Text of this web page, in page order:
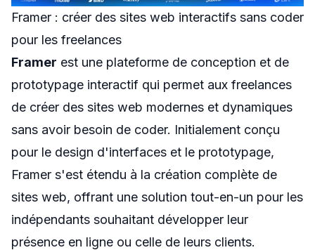
Framer : créer des sites web interactifs sans coder
pour les freelances
Framer est une plateforme de conception et de
prototypage interactif qui permet aux freelances
de créer des sites web modernes et dynamiques
sans avoir besoin de coder. Initialement conçu
pour le design d'interfaces et le prototypage,
Framer s'est étendu à la création complète de
sites web, offrant une solution tout-en-un pour les
indépendants souhaitant développer leur
présence en ligne ou celle de leurs clients.